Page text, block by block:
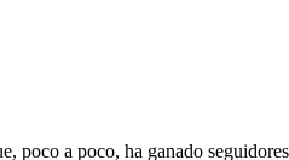
poco a poco, ha ganado